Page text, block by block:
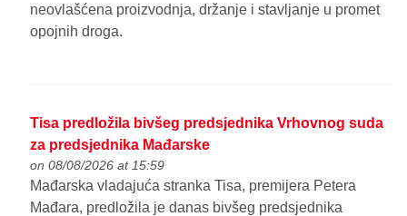
neovlašćena proizvodnja, držanje i stavljanje u promet
opojnih droga.
Tisa predložila bivšeg predsjednika Vrhovnog suda
za predsjednika Mađarske
on 08/08/2026 at 15:59
Mađarska vladajuća stranka Tisa, premijera Petera
Mađara, predložila je danas bivšeg predsjednika